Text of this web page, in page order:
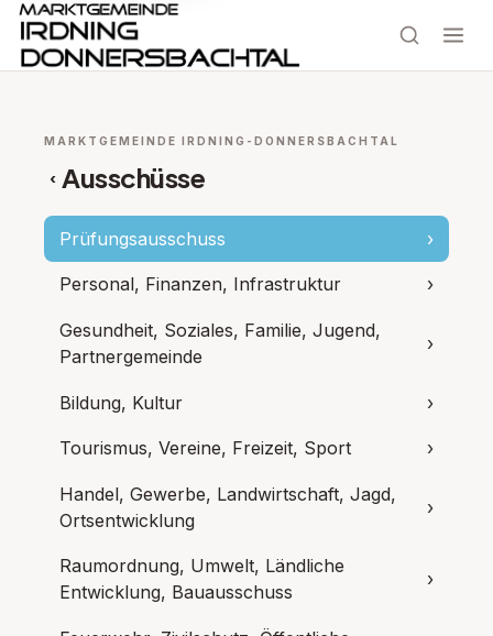
MARKTGEMEINDE IRDNING-DONNERSBACHTAL
‹ Ausschüsse
Prüfungsausschuss ›
Personal, Finanzen, Infrastruktur ›
Gesundheit, Soziales, Familie, Jugend,
Partnergemeinde
›
Bildung, Kultur ›
Tourismus, Vereine, Freizeit, Sport ›
Handel, Gewerbe, Landwirtschaft, Jagd,
Ortsentwicklung
›
Raumordnung, Umwelt, Ländliche
Entwicklung, Bauausschuss
›